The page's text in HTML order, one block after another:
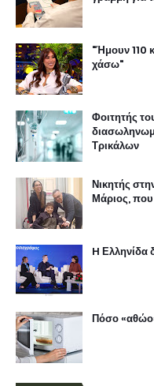
"Ήμουν 110
χάσω"
Φοιτητής
Τρικάλων
Νικητής
Μάριος, που
H Ελληνίδα
Πόσο